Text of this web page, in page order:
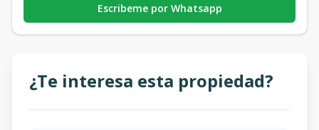
Escribeme por Whatsapp
¿Te interesa esta propiedad?